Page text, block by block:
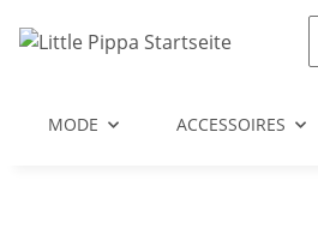
MODE ACCESSOIRES